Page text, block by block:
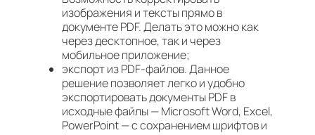
изображения и тексты прямо в
документе PDF. Делать это можно как
через десктопное, так и через
мобильное приложение;
экспорт из PDF-файлов. Данное
решение позволяет легко и удобно
экспортировать документы PDF в
исходные файлы — Microsoft Word, Excel,
PowerPoint — с сохранением шрифтов и